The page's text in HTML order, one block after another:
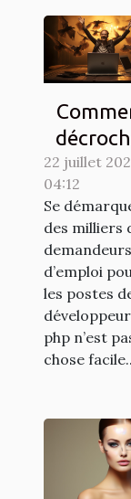
son
de rêve
tant
PHP ?
22 juillet
04:12
Se
des milliers
demandeurs
d’emploi
les postes
php n’est
chose